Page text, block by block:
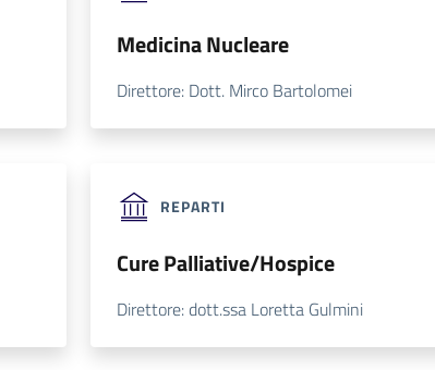
Medicina Nucleare
Direttore: Dott. Mirco Bartolomei
REPARTI
Cure Palliative/Hospice
Direttore: dott.ssa Loretta Gulmini